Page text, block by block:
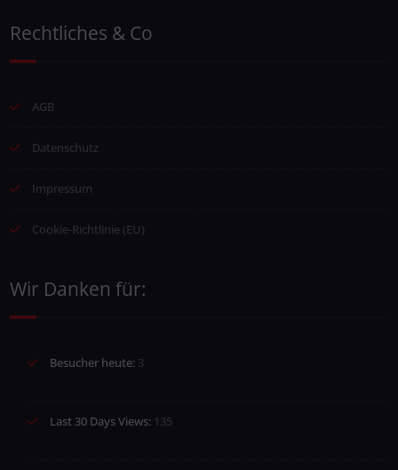
Rechtliches & Co
AGB
Datenschutz
Impressum
Cookie-Richtlinie (EU)
Wir Danken für:
Besucher heute: 3
Last 30 Days Views: 135